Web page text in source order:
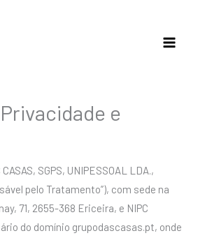
e
SGPS, UNIPESSOAL LDA.,
pelo Tratamento”), com sede na
71, 2655-368 Ericeira, e NIPC
do domínio grupodascasas.pt, onde